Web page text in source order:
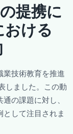
提携に
おける
業技術教育を推進
しました。この動
の課題に対し、
して注目されま